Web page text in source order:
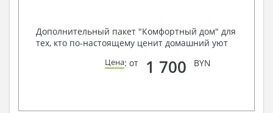
Дополнительный пакет "Комфортный дом" для
тех, кто по-настоящему ценит домашний уют
Цена: от 1 700 BYN